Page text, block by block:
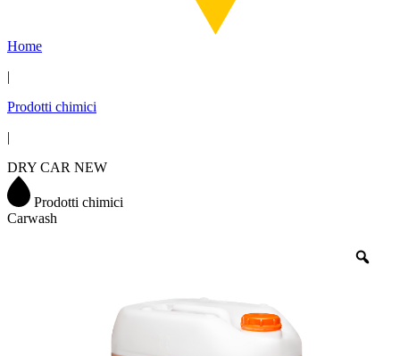
Home
|
Prodotti chimici
|
DRY CAR NEW
Prodotti chimici
Carwash